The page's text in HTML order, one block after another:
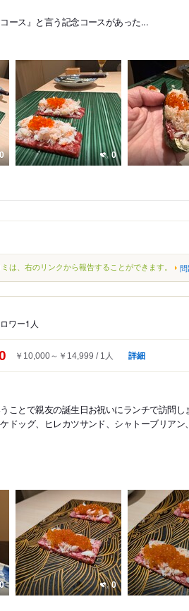
ース』と言う記念コースがあった...
0 0
は、右のリンクから報告することができます。
ワー1人
￥10,000～￥14,999 1人 詳細
ことで親友の誕生日お祝いにランチで訪問し
ドッグ、ヒレカツサンド、シャトーブリア
0 0